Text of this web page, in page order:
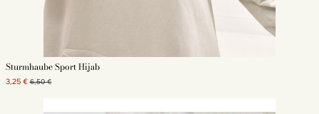
Sturmhaube Sport Hijab
3,25 €6,50 €